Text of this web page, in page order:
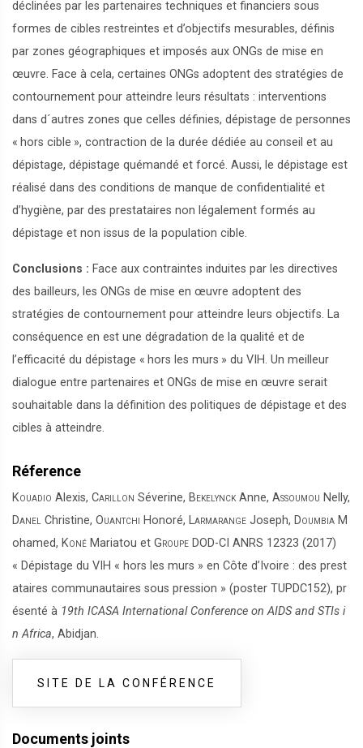
déclinées par les partenaires techniques et financiers sous
formes de cibles restreintes et d’objectifs mesurables, définis
par zones géographiques et imposés aux ONGs de mise en
œuvre. Face à cela, certaines ONGs adoptent des stratégies de
contournement pour atteindre leurs résultats : interventions
dans d´autres zones que celles définies, dépistage de personnes
« hors cible », contraction de la durée dédiée au conseil et au
dépistage, dépistage quémandé et forcé. Aussi, le dépistage est
réalisé dans des conditions de manque de confidentialité et
d’hygiène, par des prestataires non légalement formés au
dépistage et non issus de la population cible.
Conclusions : Face aux contraintes induites par les directives
des bailleurs, les ONGs de mise en œuvre adoptent des
stratégies de contournement pour atteindre leurs objectifs. La
conséquence en est une dégradation de la qualité et de
l’efficacité du dépistage « hors les murs » du VIH. Un meilleur
dialogue entre partenaires et ONGs de mise en œuvre serait
souhaitable dans la définition des politiques de dépistage et des
cibles à atteindre.
Réference
Kouadio Alexis, Carillon Séverine, BekelynckAnne, Assoumou Nelly,
Danel Christine, Ouantchi Honoré, Larmarange Joseph, Doumbia M
ohamed, Koné Mariatou et Groupe DOD-CI ANRS 12323 (2017)
« Dépistage du VIH « hors les murs » en Côte d’Ivoire : des prest
ataires communautaires sous pression » (poster TUPDC152), pr
ésenté à 19th ICASA International Conference on AIDS and STIs i
n Africa, Abidjan.
SITE DE LA CONFÉRENCE
Documents joints